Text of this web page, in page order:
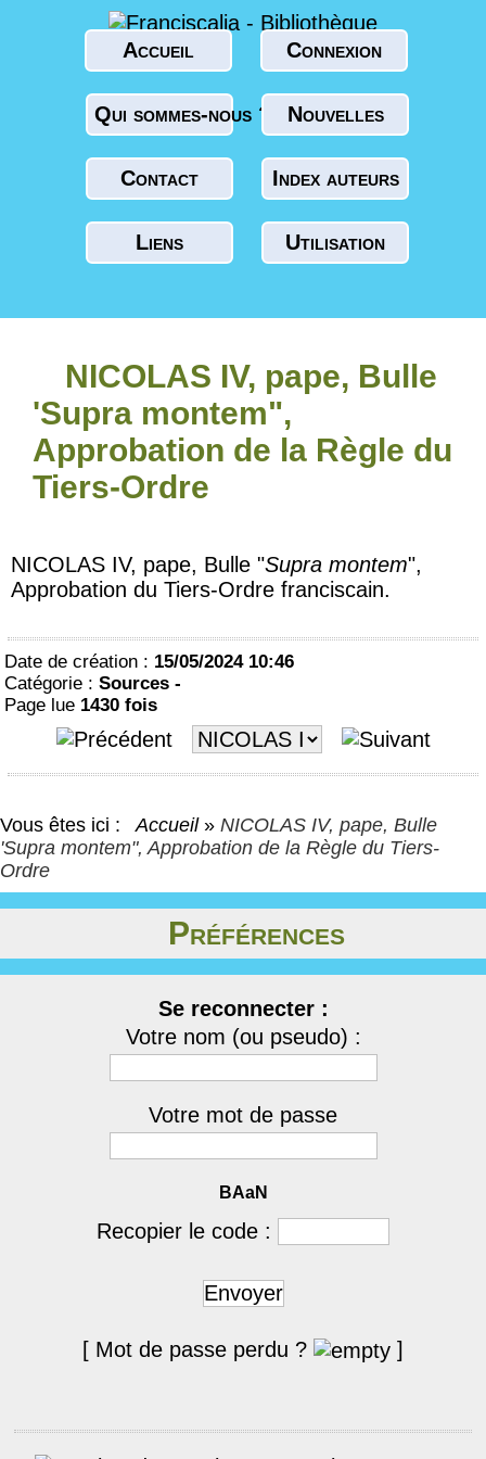
Accueil Connexion
Qui sommes-nous ? Nouvelles
Contact Index auteurs
Liens Utilisation
NICOLAS IV, pape, Bulle
'Supra montem",
Approbation de la Règle du
Tiers-Ordre
NICOLAS IV, pape, Bulle "Supra montem",
Approbation du Tiers-Ordre franciscain.
Date de création : 15/05/2024 10:46
Catégorie : Sources -
Page lue 1430 fois
Vous êtes ici : Accueil » NICOLAS IV, pape, Bulle
'Supra montem", Approbation de la Règle du Tiers-
Ordre
Préférences
Se reconnecter :
Votre nom (ou pseudo) :
Votre mot de passe
BAaN
Recopier le code :
Envoyer
[ Mot de passe perdu ? ]